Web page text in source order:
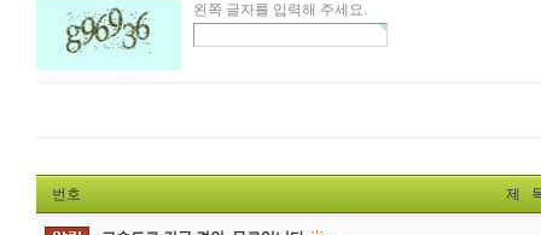
왼쪽 글자를 입력해 주세요.
번호 제